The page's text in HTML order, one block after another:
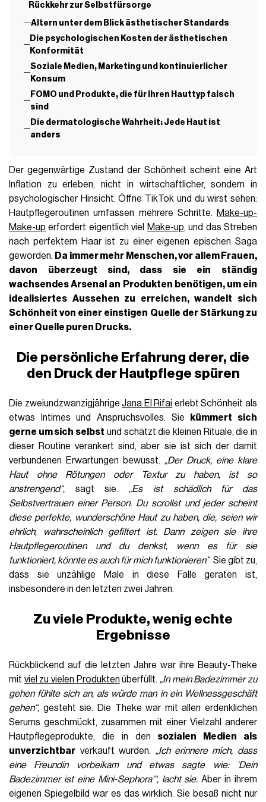
Rückkehr zur Selbstfürsorge
Altern unter dem Blick ästhetischer Standards
Die psychologischen Kosten der ästhetischen
Konformität
Soziale Medien, Marketing und kontinuierlicher
Konsum
FOMO und Produkte, die für Ihren Hauttyp falsch
sind
Die dermatologische Wahrheit: Jede Haut ist
anders
Der gegenwärtige Zustand der Schönheit scheint eine Art
Inflation zu erleben, nicht in wirtschaftlicher, sondern in
psychologischer Hinsicht. Öffne TikTok und du wirst sehen:
Hautpflegeroutinen umfassen mehrere Schritte.
Make-up-
Make-up erfordert eigentlich viel Make-up, und das Streben
nach perfektem Haar ist zu einer eigenen epischen Saga
geworden. Da immer mehr Menschen, vor allem Frauen,
davon überzeugt sind, dass sie ein ständig
wachsendes Arsenal an Produkten benötigen, um ein
idealisiertes Aussehen zu erreichen, wandelt sich
Schönheit von einer einstigen Quelle der Stärkung zu
einer Quelle puren Drucks.
Die persönliche Erfahrung derer, die
den Druck der Hautpflege spüren
Die zweiundzwanzigjährigeJana El Rifai erlebt Schönheit als
etwas Intimes und Anspruchsvolles. Sie
kümmert sich
gerne um sich selbst und schätzt die kleinen Rituale, die in
dieser Routine verankert sind, aber sie ist sich der damit
verbundenen Erwartungen bewusst. „Der Druck, eine klare
Haut ohne Rötungen oder Textur zu haben, ist so
anstrengend“, sagt sie. „Es ist schädlich für das
Selbstvertrauen einer Person. Du scrollst und jeder scheint
diese perfekte, wunderschöne Haut zu haben, die, seien wir
ehrlich, wahrscheinlich gefiltert ist. Dann zeigen sie ihre
Hautpflegeroutinen und du denkst, wenn es für sie
funktioniert, könnte es auch für mich funktionieren.“ Sie gibt zu,
dass sie unzählige Male in diese Falle geraten ist,
insbesondere in den letzten zwei Jahren.
Zu viele Produkte, wenig echte
Ergebnisse
Rückblickend auf die letzten Jahre war ihre Beauty-Theke
mit viel zu vielen Produkten überfüllt. „In mein Badezimmer zu
gehen fühlte sich an, als würde man in ein Wellnessgeschäft
gehen“, gesteht sie. Die Theke war mit allen erdenklichen
Serums geschmückt, zusammen mit einer Vielzahl anderer
Hautpflegeprodukte, die in den sozialen Medien als
unverzichtbar verkauft wurden. „Ich erinnere mich, dass
eine Freundin vorbeikam und etwas sagte wie: 'Dein
Badezimmer ist eine Mini-Sephora'“, lacht sie. Aber in ihrem
eigenen Spiegelbild war es das wirklich. Sie besaß nicht nur